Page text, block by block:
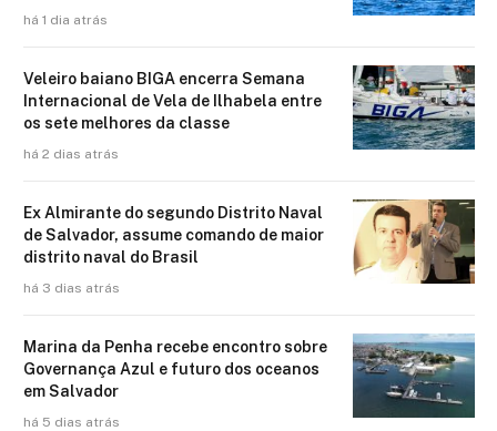
há 1 dia atrás
Veleiro baiano BIGA encerra Semana
Internacional de Vela de Ilhabela entre
os sete melhores da classe
há 2 dias atrás
Ex Almirante do segundo Distrito Naval
de Salvador, assume comando de maior
distrito naval do Brasil
há 3 dias atrás
Marina da Penha recebe encontro sobre
Governança Azul e futuro dos oceanos
em Salvador
há 5 dias atrás